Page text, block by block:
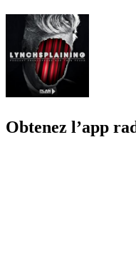
Obtenez l’app